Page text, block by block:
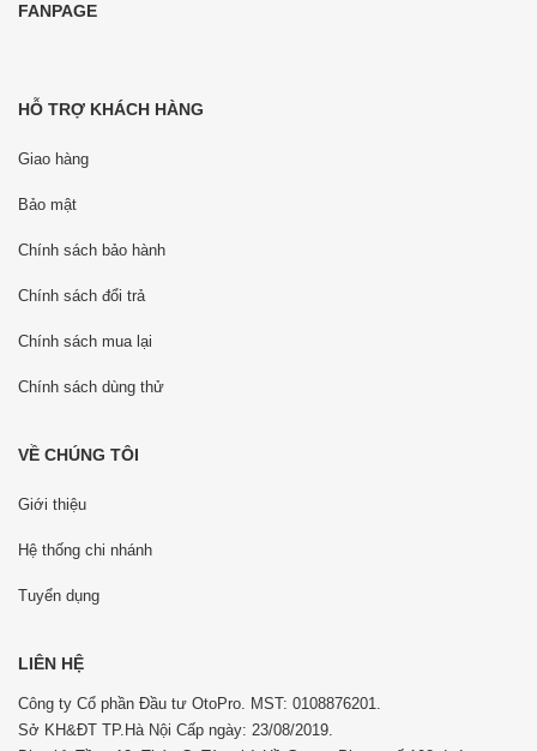
FANPAGE
HỖ TRỢ KHÁCH HÀNG
Giao hàng
Bảo mật
Chính sách bảo hành
Chính sách đổi trả
Chính sách mua lại
Chính sách dùng thử
VỀ CHÚNG TÔI
Giới thiệu
Hệ thống chi nhánh
Tuyển dụng
LIÊN HỆ
Công ty Cổ phần Đầu tư OtoPro. MST: 0108876201.
Sở KH&ĐT TP.Hà Nội Cấp ngày: 23/08/2019.